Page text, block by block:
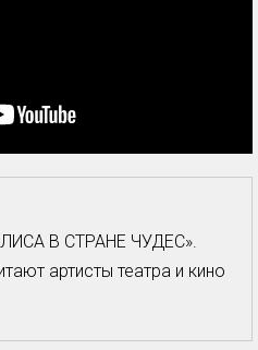
В СТРАНЕ ЧУДЕС».
артисты театра и кино